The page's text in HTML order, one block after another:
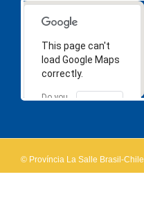
This page can't
load Google Maps
correctly.
Do you
OK
© Província La Salle Brasil-Chile